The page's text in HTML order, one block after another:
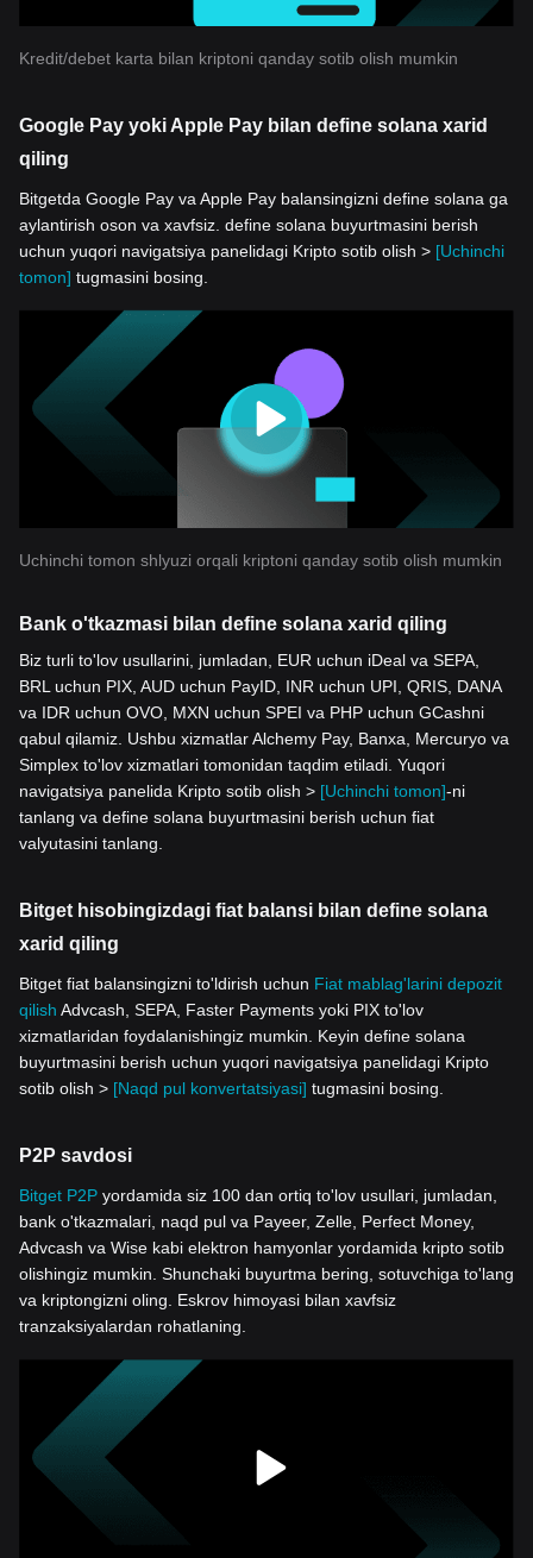
Kredit/debet karta bilan kriptoni qanday sotib olish mumkin
Google Pay yoki Apple Pay bilan define solana xarid
qiling
Bitgetda Google Pay va Apple Pay balansingizni define solana ga
aylantirish oson va xavfsiz. define solana buyurtmasini berish
uchun yuqori navigatsiya panelidagi Kripto sotib olish > [Uchinchi
tomon] tugmasini bosing.
Uchinchi tomon shlyuzi orqali kriptoni qanday sotib olish mumkin
Bank o'tkazmasi bilan define solana xarid qiling
Biz turli to'lov usullarini, jumladan, EUR uchun iDeal va SEPA,
BRL uchun PIX, AUD uchun PayID, INR uchun UPI, QRIS, DANA
va IDR uchun OVO, MXN uchun SPEI va PHP uchun GCashni
qabul qilamiz. Ushbu xizmatlar Alchemy Pay, Banxa, Mercuryo va
Simplex to'lov xizmatlari tomonidan taqdim etiladi. Yuqori
navigatsiya panelida Kripto sotib olish > [Uchinchi tomon]-ni
tanlang va define solana buyurtmasini berish uchun fiat
valyutasini tanlang.
Bitget hisobingizdagi fiat balansi bilan define solana
xarid qiling
Bitget fiat balansingizni to'ldirish uchun Fiat mablag'larini depozit
qilish Advcash, SEPA, Faster Payments yoki PIX to'lov
xizmatlaridan foydalanishingiz mumkin. Keyin define solana
buyurtmasini berish uchun yuqori navigatsiya panelidagi Kripto
sotib olish > [Naqd pul konvertatsiyasi] tugmasini bosing.
P2P savdosi
Bitget P2P yordamida siz 100 dan ortiq to'lov usullari, jumladan,
bank o'tkazmalari, naqd pul va Payeer, Zelle, Perfect Money,
Advcash va Wise kabi elektron hamyonlar yordamida kripto sotib
olishingiz mumkin. Shunchaki buyurtma bering, sotuvchiga to'lang
va kriptongizni oling. Eskrov himoyasi bilan xavfsiz
tranzaksiyalardan rohatlaning.